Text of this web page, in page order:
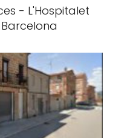
- L'Hospitalet